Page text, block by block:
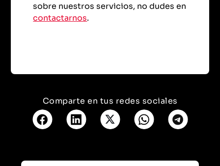
sobre nuestros servicios, no dudes en
contactarnos.
Comparte en tus redes sociales